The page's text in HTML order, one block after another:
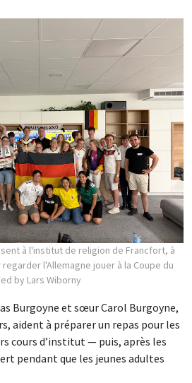
à l'institut de religion de Francfort, à
l'Allemagne jouer à la Coupe du
by Lars Wiborny
Burgoyne et sœur Carol Burgoyne,
aident à préparer un repas pour les
cours d’institut — puis, après les
pendant que les jeunes adultes